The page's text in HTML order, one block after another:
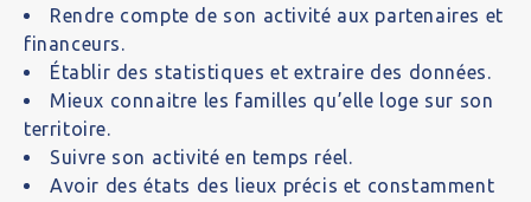
Rendre compte de son activité aux partenaires et
financeurs.
Établir des statistiques et extraire des données.
Mieux connaitre les familles qu’elle loge sur son
territoire.
Suivre son activité en temps réel.
Avoir des états des lieux précis et constamment